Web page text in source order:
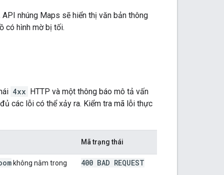
nhúng Maps sẽ hiển thị văn bản thông
có hình mờ bị tối.
4xx HTTP và một thông báo mô tả vấn
các lỗi có thể xảy ra. Kiểm tra mã lỗi thực
Mã trạng thái
không nằm trong 400 BAD REQUEST